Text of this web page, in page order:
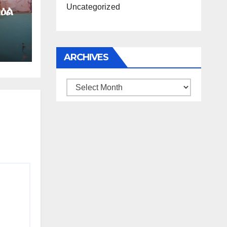
Uncategorized
ARCHIVES
Archives